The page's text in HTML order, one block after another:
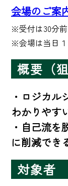
会場のご案
※受付は30分
※会場は当日
概要（狙
・ロジカ
わかりやす
・自己流
に削減でき
対象者